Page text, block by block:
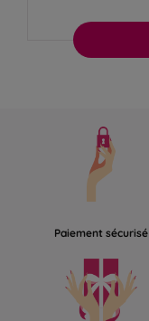
Paiement sécurisé